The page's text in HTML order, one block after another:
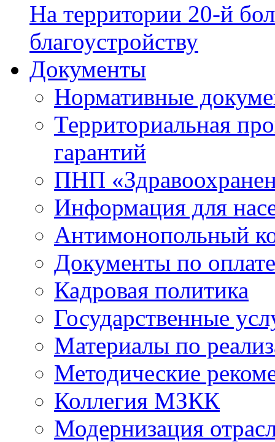
На территории 20-й
благоустройству
Документы
Нормативные
Территориальная
гарантий
ПНП
Информация для
Антимонопольный
Документы по
Кадровая политика
Государственные
Материалы по
Методические
Коллегия МЗКК
Модернизация